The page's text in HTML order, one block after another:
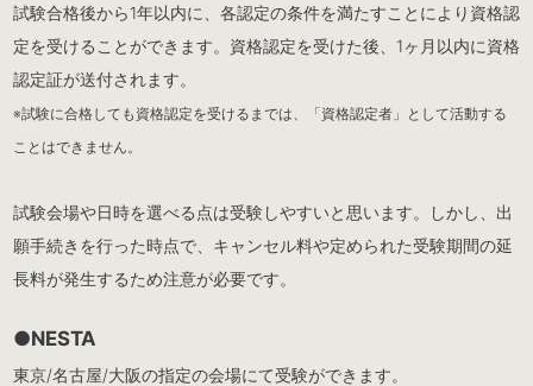
試験合格後から1年以内に、各認定の条件を満たすことにより資格認
定を受けることができます。資格認定を受けた後、1ヶ月以内に資格
認定証が送付されます。
※試験に合格しても資格認定を受けるまでは、「資格認定者」として活動する
ことはできません。
試験会場や日時を選べる点は受験しやすいと思います。しかし、出
願手続きを行った時点で、キャンセル料や定められた受験期間の延
長料が発生するため注意が必要です。
●NESTA
東京/名古屋/大阪の指定の会場にて受験ができます。